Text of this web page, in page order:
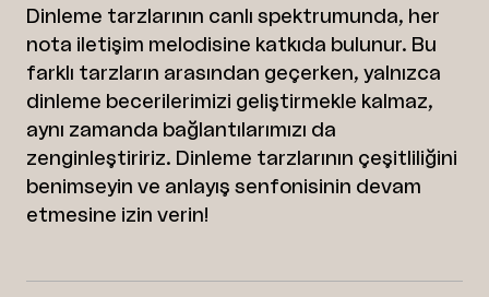
Dinleme tarzlarının canlı spektrumunda, her
nota iletişim melodisine katkıda bulunur. Bu
farklı tarzların arasından geçerken, yalnızca
dinleme becerilerimizi geliştirmekle kalmaz,
aynı zamanda bağlantılarımızı da
zenginleştiririz. Dinleme tarzlarının çeşitliliğini
benimseyin ve anlayış senfonisinin devam
etmesine izin verin!